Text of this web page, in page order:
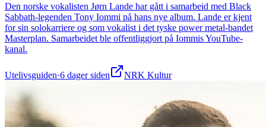
Den norske vokalisten Jørn Lande har gått i samarbeid med Black
Sabbath-legenden Tony Iommi på hans nye album. Lande er kjent
for sin solokarriere og som vokalist i det tyske power metal-bandet
Masterplan. Samarbeidet ble offentliggjort på Iommis YouTube-
kanal.
Utelivsguiden·6 dager siden NRK Kultur